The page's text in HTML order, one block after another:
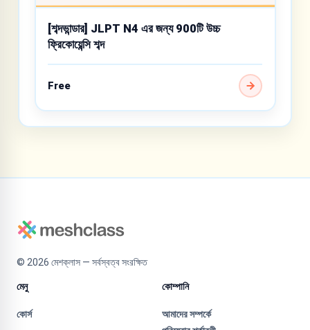
[শব্দভান্ডার] JLPT N4 এর জন্য 900টি উচ্চ
ফ্রিকোয়েন্সি শব্দ
Free
© 2026 মেশক্লাস — সর্বস্বত্ব সংরক্ষিত
মেনু
কোর্স
কোম্পানি
আমাদের সম্পর্কে